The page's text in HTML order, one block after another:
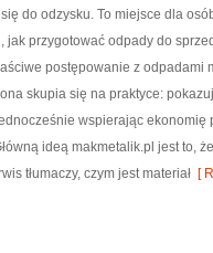
do odzysku. To miejsce dla
jak przygotować odpady do
postępowanie z odpadami
skupia się na praktyce:
wspierając
ideą makmetalik.pl jest to,
tłumaczy, czym jest materiał [